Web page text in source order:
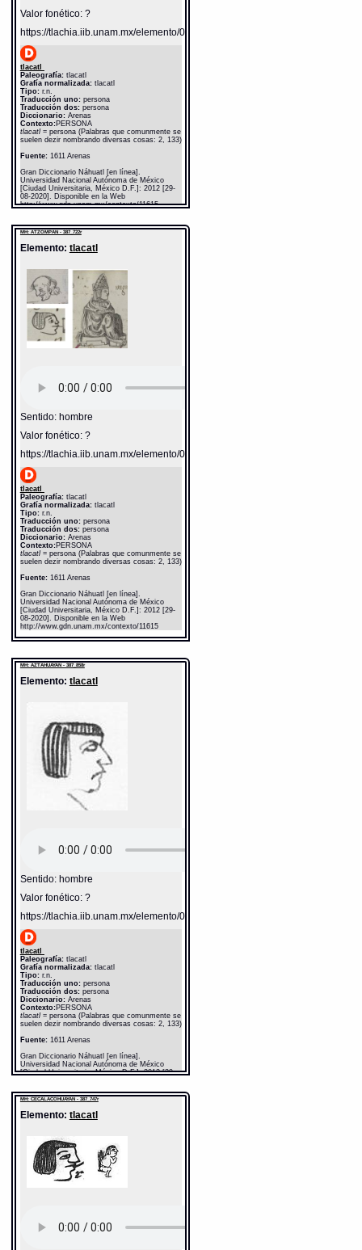
Valor fonético: ?
https://tlachia.iib.unam.mx/elemento/01.01.01
tlacatl
Paleografía:tlacatl
Grafía normalizada:tlacatl
Tipo:r.n.
Traducción uno:persona
Traducción dos:persona
Diccionario: Arenas
Contexto:PERSONA
tlacatl = persona (Palabras que comunmente se
suelen dezir nombrando diversas cosas: 2, 133)
Fuente:1611 Arenas
Gran Diccionario Náhuatl [en línea].
Universidad Nacional Autónoma de México
[Ciudad Universitaria, México D.F.]: 2012 [29-
08-2020]. Disponible en la Web
http://www.gdn.unam.mx/contexto/11615
MH: ATZOMPAN - 387_722r
Elemento: tlacatl
Sentido: hombre
Valor fonético: ?
https://tlachia.iib.unam.mx/elemento/01.01.01
tlacatl
Paleografía:tlacatl
Grafía normalizada:tlacatl
Tipo:r.n.
Traducción uno:persona
Traducción dos:persona
Diccionario: Arenas
Contexto:PERSONA
tlacatl = persona (Palabras que comunmente se
suelen dezir nombrando diversas cosas: 2, 133)
Fuente:1611 Arenas
Gran Diccionario Náhuatl [en línea].
Universidad Nacional Autónoma de México
[Ciudad Universitaria, México D.F.]: 2012 [29-
08-2020]. Disponible en la Web
http://www.gdn.unam.mx/contexto/11615
MH: AZTAHUAYAN - 387_858r
Elemento: tlacatl
Sentido: hombre
Valor fonético: ?
https://tlachia.iib.unam.mx/elemento/01.01.01
tlacatl
Paleografía:tlacatl
Grafía normalizada:tlacatl
Tipo:r.n.
Traducción uno:persona
Traducción dos:persona
Diccionario: Arenas
Contexto:PERSONA
tlacatl = persona (Palabras que comunmente se
suelen dezir nombrando diversas cosas: 2, 133)
Fuente:1611 Arenas
Gran Diccionario Náhuatl [en línea].
Universidad Nacional Autónoma de México
[Ciudad Universitaria, México D.F.]: 2012 [29-
MH: CECALACOHUAYAN - 387_747r
Elemento: tlacatl